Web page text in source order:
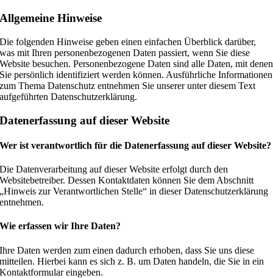
Allgemeine Hinweise
Die folgenden Hinweise geben einen einfachen Überblick darüber,
was mit Ihren personenbezogenen Daten passiert, wenn Sie diese
Website besuchen. Personenbezogene Daten sind alle Daten, mit denen
Sie persönlich identifiziert werden können. Ausführliche Informationen
zum Thema Datenschutz entnehmen Sie unserer unter diesem Text
aufgeführten Datenschutzerklärung.
Datenerfassung auf dieser Website
Wer ist verantwortlich für die Datenerfassung auf dieser Website?
Die Datenverarbeitung auf dieser Website erfolgt durch den
Websitebetreiber. Dessen Kontaktdaten können Sie dem Abschnitt
„Hinweis zur Verantwortlichen Stelle“ in dieser Datenschutzerklärung
entnehmen.
Wie erfassen wir Ihre Daten?
Ihre Daten werden zum einen dadurch erhoben, dass Sie uns diese
mitteilen. Hierbei kann es sich z. B. um Daten handeln, die Sie in ein
Kontaktformular eingeben.